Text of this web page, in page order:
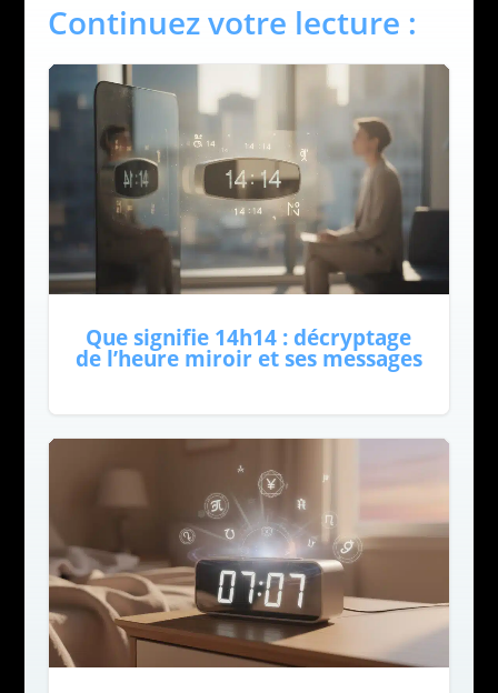
Continuez votre lecture :
Que signifie 14h14 : décryptage
de l’heure miroir et ses messages